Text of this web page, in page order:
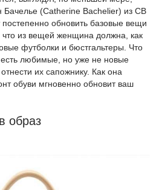
Бачелье (Catherine Bachelier) из CB
обновить базовые вещи
что из вещей женщина должна, как
футболки и бюстгальтеры. Что
есть любимые, но уже не новые
их сапожнику. Как она
обуви мгновенно обновит ваш
образ